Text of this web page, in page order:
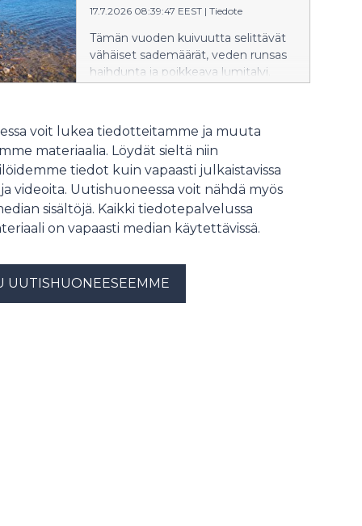
vedenkorkeutta yli 50 cm ja suuria
järviä 20–30 cm.
17.7.2026 08:39:47 EEST | Tiedote
Tämän vuoden kuivuutta selittävät
vähäiset sademäärät, veden runsas
haihdunta ja poikkeava lumitalvi.
Suomessa.
voit lukea tiedotteitamme ja muuta
materiaalia. Löydät sieltä niin
tiedot kuin vapaasti julkaistavissa
videoita. Uutishuoneessa voit nähdä myös
sisältöjä. Kaikki tiedotepalvelussa
on vapaasti median käytettävissä.
UUTISHUONEESEEMME